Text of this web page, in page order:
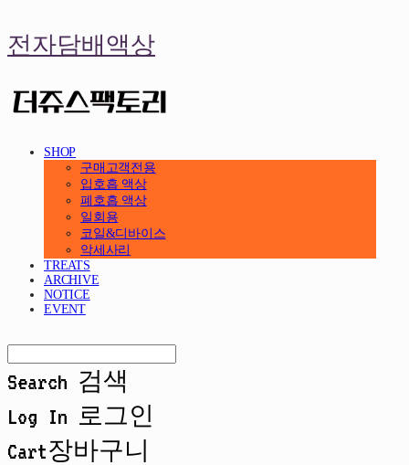
전자담배액상
SHOP
구매고객전용
입호흡 액상
폐호흡 액상
일회용
코일&디바이스
악세사리
TREATS
ARCHIVE
NOTICE
EVENT
Search 검색
Log In 로그인
Cart장바구니